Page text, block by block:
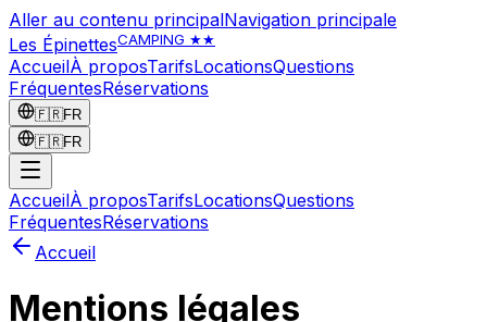
Aller au contenu principalNavigation principale
Les ÉpinettesCAMPING ★★
AccueilÀ proposTarifsLocationsQuestions
FréquentesRéservations
🇫🇷FR
🇫🇷FR
AccueilÀ proposTarifsLocationsQuestions
FréquentesRéservations
Accueil
Mentions légales